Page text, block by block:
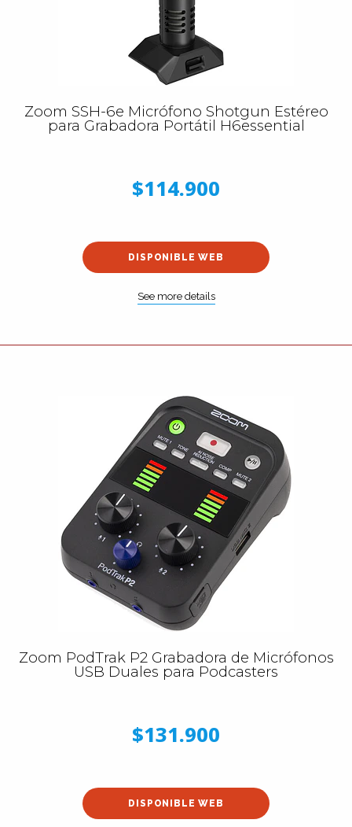
Zoom SSH-6e Micrófono Shotgun Estéreo
para Grabadora Portátil H6essential
$114.900
DISPONIBLE WEB
See more details
Zoom PodTrak P2 Grabadora de Micrófonos
USB Duales para Podcasters
$131.900
DISPONIBLE WEB